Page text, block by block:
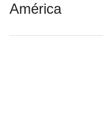
América